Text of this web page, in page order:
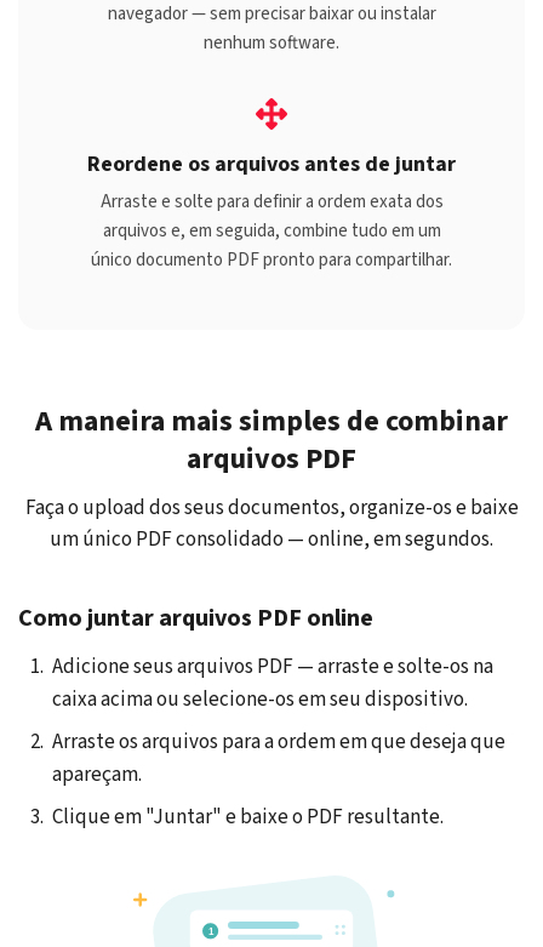
navegador — sem precisar baixar ou instalar
nenhum software.
Reordene os arquivos antes de juntar
Arraste e solte para definir a ordem exata dos
arquivos e, em seguida, combine tudo em um
único documento PDF pronto para compartilhar.
A maneira mais simples de combinar
arquivos PDF
Faça o upload dos seus documentos, organize-os e baixe
um único PDF consolidado — online, em segundos.
Como juntar arquivos PDF online
Adicione seus arquivos PDF — arraste e solte-os na
caixa acima ou selecione-os em seu dispositivo.
Arraste os arquivos para a ordem em que deseja que
apareçam.
Clique em "Juntar" e baixe o PDF resultante.